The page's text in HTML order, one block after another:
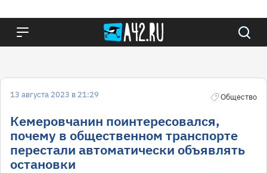
13 августа 2023 в 21:29 Общество
Кемеровчанин поинтересовался,
почему в общественном транспорте
перестали автоматически объявлять
остановки